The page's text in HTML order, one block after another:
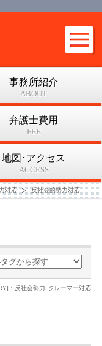
事務所紹介
ABOUT
弁護士費用
FEE
地図･アクセス
ACCESS
対応 反社会的勢力対応
：反社会勢力･クレーマー対応